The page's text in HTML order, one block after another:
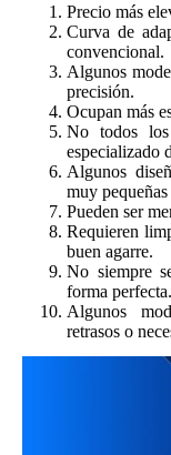
Precio más
Curva de
convencional.
Algunos
precisión.
Ocupan más
No todos los
especializado
Algunos
muy
Pueden ser
Requieren
buen agarre.
No siempre
forma perfecta.
Algunos
retrasos o